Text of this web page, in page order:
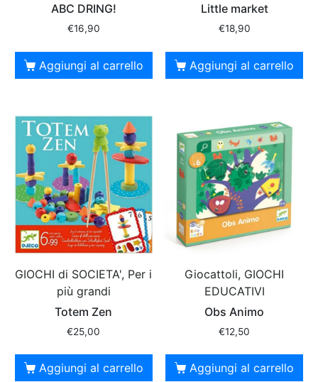
ABC DRING!
€16,90
Aggiungi al carrello
Little market
€18,90
Aggiungi al carrello
GIOCHI di SOCIETA', Per i
più grandi
Totem Zen
€25,00
Aggiungi al carrello
Giocattoli, GIOCHI
EDUCATIVI
Obs Animo
€12,50
Aggiungi al carrello